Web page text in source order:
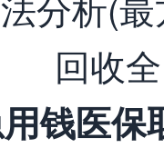
钱医保